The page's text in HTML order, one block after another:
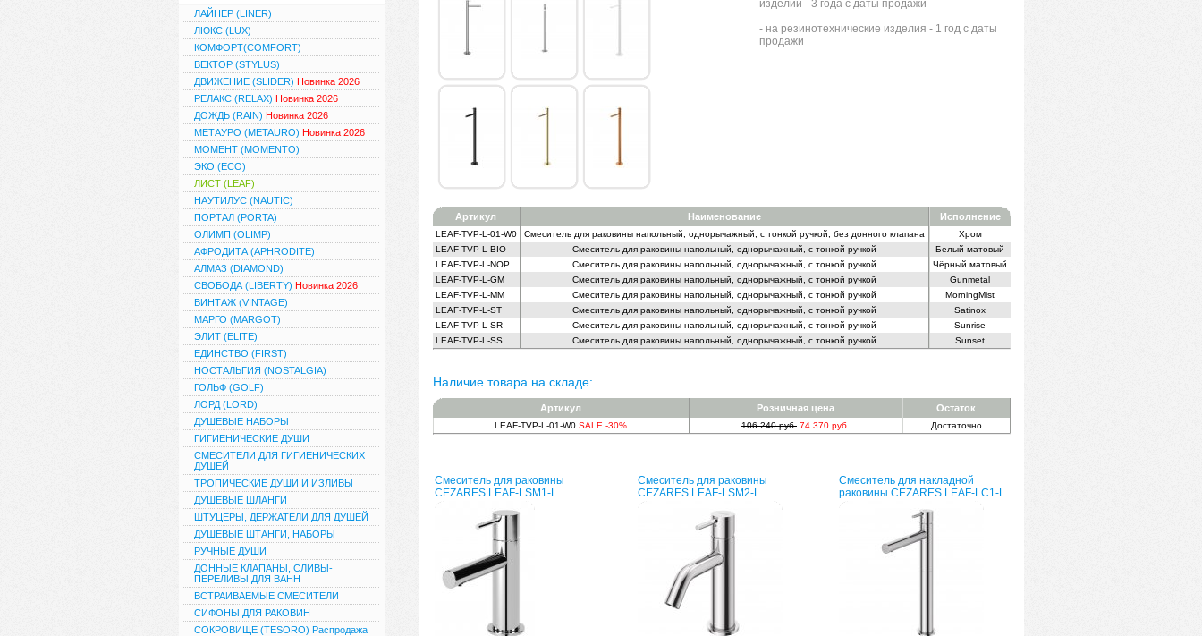
ЛАЙНЕР (LINER)
ЛЮКС (LUX)
КОМФОРТ(COMFORT)
ВЕКТОР (STYLUS)
ДВИЖЕНИЕ (SLIDER) Новинка 2026
РЕЛАКС (RELAX) Новинка 2026
ДОЖДЬ (RAIN) Новинка 2026
МЕТАУРО (METAURO) Новинка 2026
МОМЕНТ (MOMENTO)
ЭКО (ECO)
ЛИСТ (LEAF)
НАУТИЛУС (NAUTIC)
ПОРТАЛ (PORTA)
ОЛИМП (OLIMP)
АФРОДИТА (APHRODITE)
АЛМАЗ (DIAMOND)
СВОБОДА (LIBERTY) Новинка 2026
ВИНТАЖ (VINTAGE)
МАРГО (MARGOT)
ЭЛИТ (ELITE)
ЕДИНСТВО (FIRST)
НОСТАЛЬГИЯ (NOSTALGIA)
ГОЛЬФ (GOLF)
ЛОРД (LORD)
ДУШЕВЫЕ НАБОРЫ
ГИГИЕНИЧЕСКИЕ ДУШИ
СМЕСИТЕЛИ ДЛЯ ГИГИЕНИЧЕСКИХ
ДУШЕЙ
ТРОПИЧЕСКИЕ ДУШИ И ИЗЛИВЫ
ДУШЕВЫЕ ШЛАНГИ
ШТУЦЕРЫ, ДЕРЖАТЕЛИ ДЛЯ ДУШЕЙ
ДУШЕВЫЕ ШТАНГИ, НАБОРЫ
РУЧНЫЕ ДУШИ
ДОННЫЕ КЛАПАНЫ, СЛИВЫ-
ПЕРЕЛИВЫ ДЛЯ ВАНН
ВСТРАИВАЕМЫЕ СМЕСИТЕЛИ
СИФОНЫ ДЛЯ РАКОВИН
СОКРОВИЩЕ (TESORO) Распродажа
изделий - 3 года с даты продажи
- на резинотехнические изделия - 1 год с даты
продажи
Артикул Наименование Исполнение
LEAF-TVP-L-01-W0 Смеситель для раковины напольный, однорычажный, с тонкой ручкой, без донного клапана
Хром
LEAF-TVP-L-BIO
Смеситель для раковины напольный, однорычажный, с тонкой ручкой
Белый матовый
LEAF-TVP-L-NOP
Смеситель для раковины напольный, однорычажный, с тонкой ручкой
Чёрный матовый
LEAF-TVP-L-GM
Смеситель для раковины напольный, однорычажный, с тонкой ручкой
Gunmetal
LEAF-TVP-L-MM
Смеситель для раковины напольный, однорычажный, с тонкой ручкой
MorningMist
LEAF-TVP-L-ST
Смеситель для раковины напольный, однорычажный, с тонкой ручкой
Satinox
LEAF-TVP-L-SR
Смеситель для раковины напольный, однорычажный, с тонкой ручкой
Sunrise
LEAF-TVP-L-SS
Смеситель для раковины напольный, однорычажный, с тонкой ручкой Sunset
Наличие товара на складе:
Артикул Розничная цена Остаток
LEAF-TVP-L-01-W0 SALE -30% 106 240 руб. 74 370 руб. Достаточно
Смеситель для раковины
CEZARES LEAF-LSM1-L
Смеситель для раковины
CEZARES LEAF-LSM2-L
Смеситель для накладной
раковины CEZARES LEAF-LC1-L